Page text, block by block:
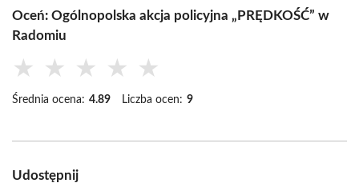
Oceń: Ogólnopolska akcja policyjna „PRĘDKOŚĆ” w
Radomiu
★ ★ ★ ★ ★
Średnia ocena: 4.89 Liczba ocen: 9
Udostępnij